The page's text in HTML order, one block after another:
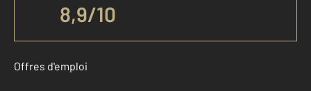
8,9/10
Offres d'emploi